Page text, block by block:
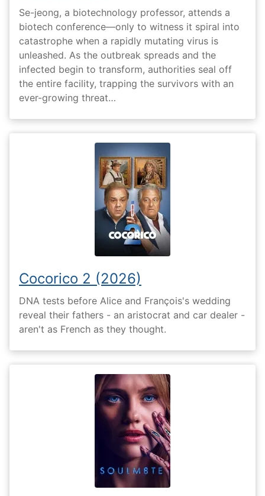
Se-jeong, a biotechnology professor, attends a
biotech conference—only to witness it spiral into
catastrophe when a rapidly mutating virus is
unleashed. As the outbreak spreads and the
infected begin to transform, authorities seal off
the entire facility, trapping the survivors with an
ever-growing threat…
Cocorico 2 (2026)
DNA tests before Alice and François's wedding
reveal their fathers - an aristocrat and car dealer -
aren't as French as they thought.